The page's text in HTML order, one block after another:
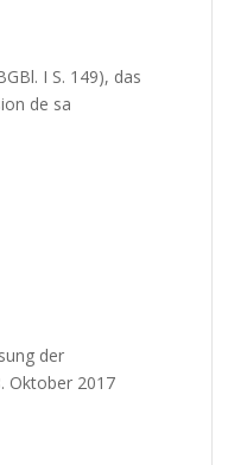
I S. 149), das
de sa
der
Oktober 2017